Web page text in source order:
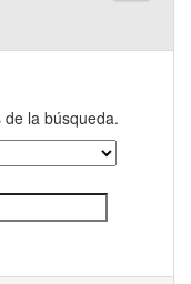
la búsqueda.